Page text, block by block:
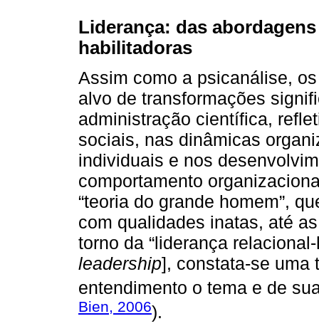
Liderança: das
habilitadoras
Assim como a psicanálise,
alvo de transformações
administração científica,
sociais, nas dinâmicas
individuais e nos
comportamento
“teoria do grande homem”,
com qualidades inatas, até
torno da “liderança
leadership], constata-se uma
entendimento o tema e de
Bien, 2006).